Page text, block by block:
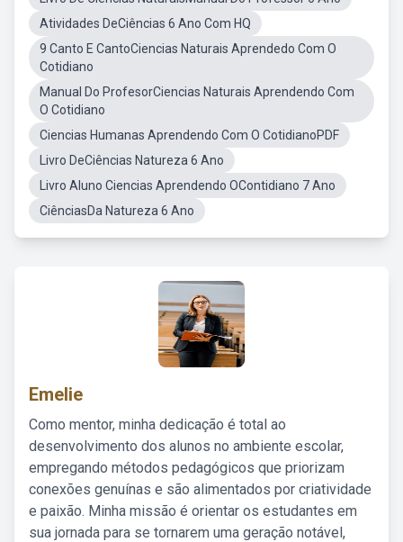
Atividades DeCiências 6 Ano Com HQ
9 Canto E CantoCiencias Naturais Aprendedo Com O
Cotidiano
Manual Do ProfesorCiencias Naturais Aprendendo Com
O Cotidiano
Ciencias Humanas Aprendendo Com O CotidianoPDF
Livro DeCiências Natureza 6 Ano
Livro Aluno Ciencias Aprendendo OContidiano 7 Ano
CiênciasDa Natureza 6 Ano
Emelie
Como mentor, minha dedicação é total ao
desenvolvimento dos alunos no ambiente escolar,
empregando métodos pedagógicos que priorizam
conexões genuínas e são alimentados por criatividade
e paixão. Minha missão é orientar os estudantes em
sua jornada para se tornarem uma geração notável,